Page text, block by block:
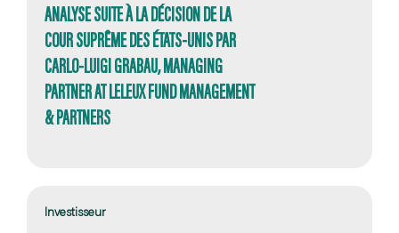
ANALYSE SUITE À LA DÉCISION DE LA
COUR SUPRÊME DES ÉTATS-UNIS PAR
CARLO-LUIGI GRABAU, MANAGING
PARTNER AT LELEUX FUND MANAGEMENT
& PARTNERS
Investisseur